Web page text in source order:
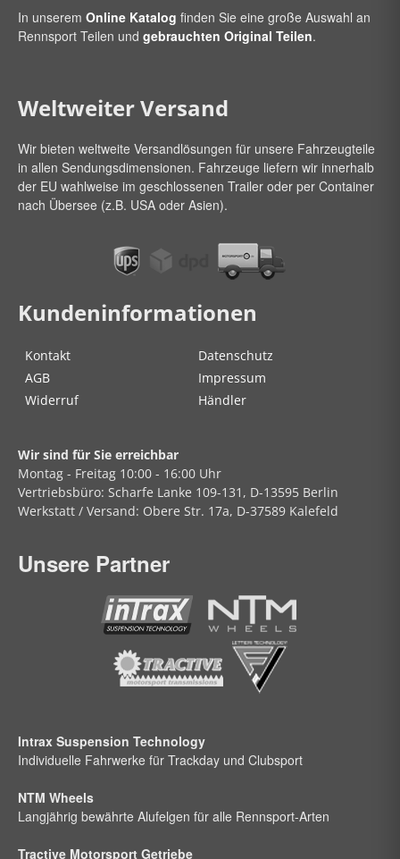
In unserem Online Katalog finden Sie eine große Auswahl an
Rennsport Teilen und gebrauchten Original Teilen.
Weltweiter Versand
Wir bieten weltweite Versandlösungen für unsere Fahrzeugteile
in allen Sendungsdimensionen. Fahrzeuge liefern wir innerhalb
der EU wahlweise im geschlossenen Trailer oder per Container
nach Übersee (z.B. USA oder Asien).
Kundeninformationen
Kontakt
Datenschutz
AGB
Impressum
Widerruf
Händler
Wir sind für Sie erreichbar
Montag - Freitag 10:00 - 16:00 Uhr
Vertriebsbüro: Scharfe Lanke 109-131, D-13595 Berlin
Werkstatt / Versand: Obere Str. 17a, D-37589 Kalefeld
Unsere Partner
Intrax Suspension Technology
Individuelle Fahrwerke für Trackday und Clubsport
NTM Wheels
Langjährig bewährte Alufelgen für alle Rennsport-Arten
Tractive Motorsport Getriebe